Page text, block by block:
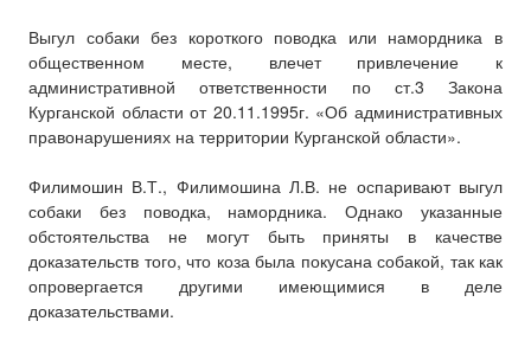
Выгул собаки без короткого поводка или намордника в
общественном месте, влечет привлечение к
административной ответственности по ст.3 Закона
Курганской области от 20.11.1995г. «Об административных
правонарушениях на территории Курганской области».
Филимошин В.Т., Филимошина Л.В. не оспаривают выгул
собаки без поводка, намордника. Однако указанные
обстоятельства не могут быть приняты в качестве
доказательств того, что коза была покусана собакой, так как
опровергается другими имеющимися в деле
доказательствами.